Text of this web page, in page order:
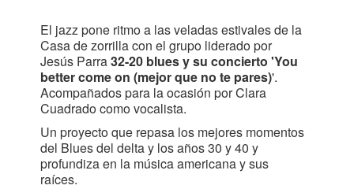
El jazz pone ritmo a las veladas estivales de la
Casa de zorrilla con el grupo liderado por
Jesús Parra32-20 blues y su concierto 'You
better come on (mejor que no te pares)'.
Acompañados para la ocasión por Clara
Cuadrado como vocalista.
Un proyecto que repasa los mejores momentos
del Blues del delta y los años 30 y 40 y
profundiza en la música americana y sus
raíces.